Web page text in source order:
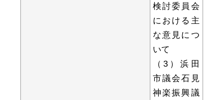
税金
検討委員会
における主
な意見につ
いて
（3）浜田
市議会石見
神楽振興議